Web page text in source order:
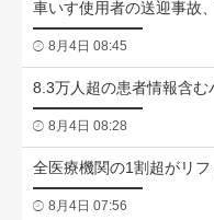
車いす使用者の送迎事故
8月4日 08:45
8.3万人超の患者情報含む
8月4日 08:28
全医療機関の1割超がリ
8月4日 07:56